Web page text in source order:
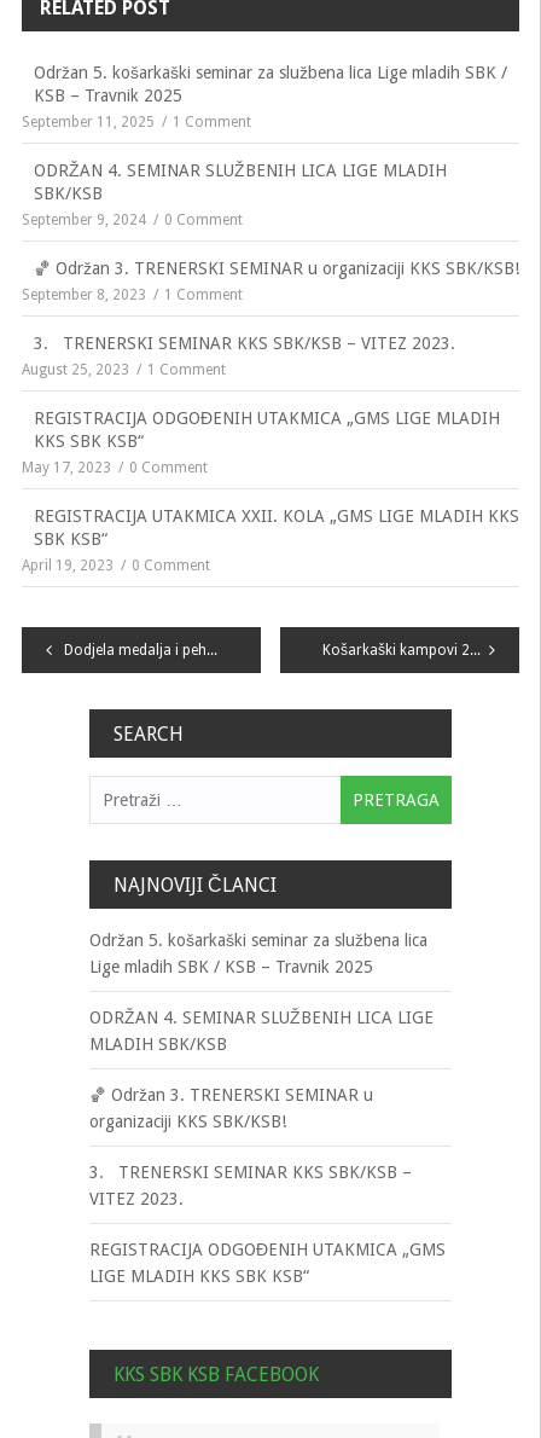
RELATED POST
Održan 5. košarkaški seminar za službena lica Lige mladih SBK /
KSB – Travnik 2025
September 11, 2025 1 Comment
ODRŽAN 4. SEMINAR SLUŽBENIH LICA LIGE MLADIH
SBK/KSB
September 9, 2024 0 Comment
🏀 Održan 3. TRENERSKI SEMINAR u organizaciji KKS SBK/KSB!
September 8, 2023 1 Comment
3. TRENERSKI SEMINAR KKS SBK/KSB – VITEZ 2023.
August 25, 2023 1 Comment
REGISTRACIJA ODGOĐENIH UTAKMICA „GMS LIGE MLADIH
KKS SBK KSB“
May 17, 2023 0 Comment
REGISTRACIJA UTAKMICA XXII. KOLA „GMS LIGE MLADIH KKS
SBK KSB“
April 19, 2023 0 Comment
Navigacija Dodjela medalja i pehara za dostignuća u No1 Ligi mladih SBKKSB, za sezonu 2018.2019. Košarkaški kampovi 2019
SEARCH
NAJNOVIJI ČLANCI
Održan 5. košarkaški seminar za službena lica
Lige mladih SBK / KSB – Travnik 2025
ODRŽAN 4. SEMINAR SLUŽBENIH LICA LIGE
MLADIH SBK/KSB
🏀 Održan 3. TRENERSKI SEMINAR u
organizaciji KKS SBK/KSB!
3. TRENERSKI SEMINAR KKS SBK/KSB –
VITEZ 2023.
REGISTRACIJA ODGOĐENIH UTAKMICA „GMS
LIGE MLADIH KKS SBK KSB“
KKS SBK KSB FACEBOOK